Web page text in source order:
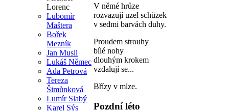
Lorenc
Lubomír
Maštera
Bořek
Mezník
Jan Musil
Lukáš Němec
Ada Petrová
Tereza
Šimůnková
Lumír Slabý
Karel Sýs
V němé hrůze
rozvazují uzel schůzek
v sedmi barvách duhy.
Proudem strouhy
bílé nohy
dlouhým krokem
vzdalují se...
Břízy v mlze.
Pozdní léto